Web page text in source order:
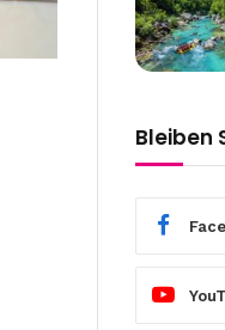
Bleiben